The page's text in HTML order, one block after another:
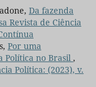
Da fazenda
Revista de Ciência
Por uma
Política no Brasil ,
Política: (2023), v.